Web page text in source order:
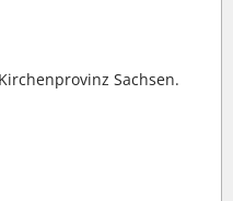
Sachsen.